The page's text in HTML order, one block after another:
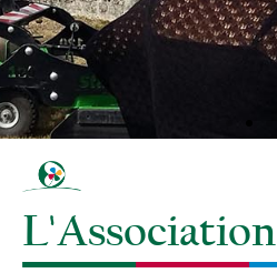
L'Association